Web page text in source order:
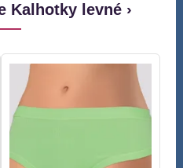
Kalhotky levné ›